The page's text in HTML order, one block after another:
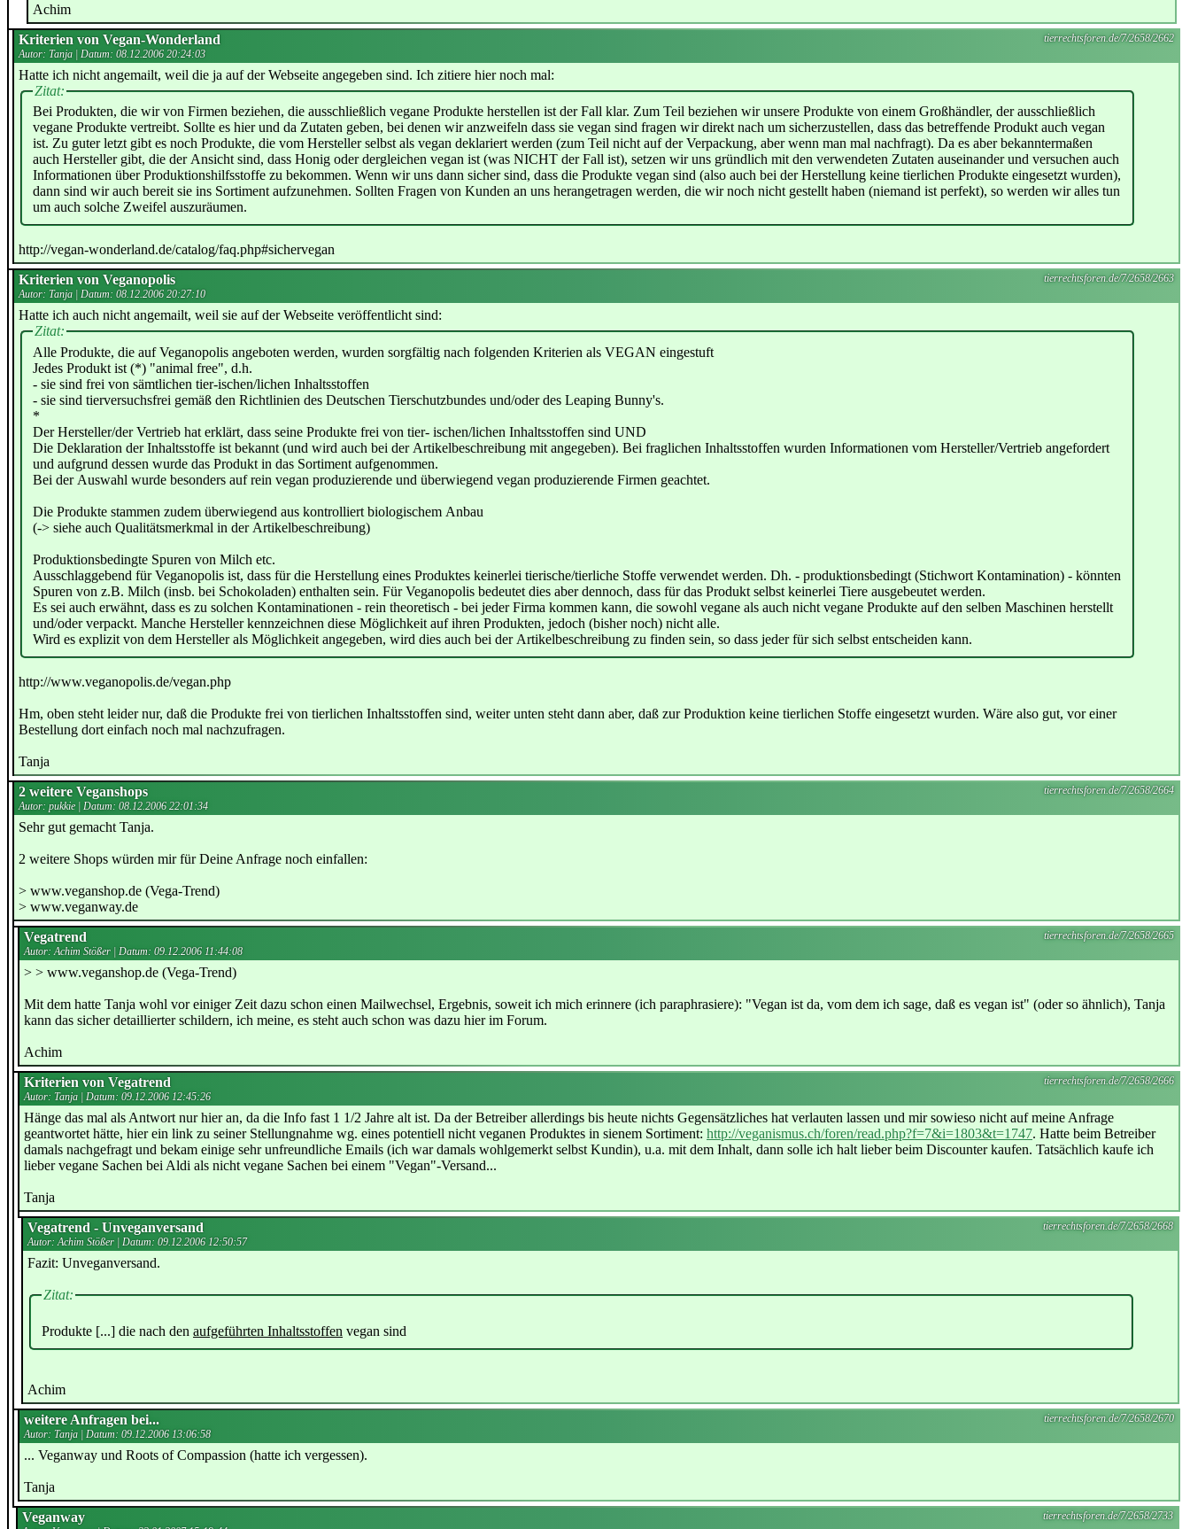
Achim
tierrechtsforen.de/7/2658/2662
Kriterien von Vegan-Wonderland
Autor: Tanja | Datum: 08.12.2006 20:24:03
Hatte ich nicht angemailt, weil die ja auf der Webseite angegeben sind. Ich zitiere hier noch mal:
Zitat:
Bei Produkten, die wir von Firmen beziehen, die ausschließlich vegane Produkte herstellen ist der Fall klar. Zum Teil beziehen wir unsere Produkte von einem Großhändler, der ausschließlich
vegane Produkte vertreibt. Sollte es hier und da Zutaten geben, bei denen wir anzweifeln dass sie vegan sind fragen wir direkt nach um sicherzustellen, dass das betreffende Produkt auch vegan
ist. Zu guter letzt gibt es noch Produkte, die vom Hersteller selbst als vegan deklariert werden (zum Teil nicht auf der Verpackung, aber wenn man mal nachfragt). Da es aber bekanntermaßen
auch Hersteller gibt, die der Ansicht sind, dass Honig oder dergleichen vegan ist (was NICHT der Fall ist), setzen wir uns gründlich mit den verwendeten Zutaten auseinander und versuchen auch
Informationen über Produktionshilfsstoffe zu bekommen. Wenn wir uns dann sicher sind, dass die Produkte vegan sind (also auch bei der Herstellung keine tierlichen Produkte eingesetzt wurden),
dann sind wir auch bereit sie ins Sortiment aufzunehmen. Sollten Fragen von Kunden an uns herangetragen werden, die wir noch nicht gestellt haben (niemand ist perfekt), so werden wir alles tun
um auch solche Zweifel auszuräumen.
http://vegan-wonderland.de/catalog/faq.php#sichervegan
tierrechtsforen.de/7/2658/2663
Kriterien von Veganopolis
Autor: Tanja | Datum: 08.12.2006 20:27:10
Hatte ich auch nicht angemailt, weil sie auf der Webseite veröffentlicht sind:
Zitat:
Alle Produkte, die auf Veganopolis angeboten werden, wurden sorgfältig nach folgenden Kriterien als VEGAN eingestuft
Jedes Produkt ist (*) "animal free", d.h.
- sie sind frei von sämtlichen tier-ischen/lichen Inhaltsstoffen
- sie sind tierversuchsfrei gemäß den Richtlinien des Deutschen Tierschutzbundes und/oder des Leaping Bunny's.
*
Der Hersteller/der Vertrieb hat erklärt, dass seine Produkte frei von tier- ischen/lichen Inhaltsstoffen sind UND
Die Deklaration der Inhaltsstoffe ist bekannt (und wird auch bei der Artikelbeschreibung mit angegeben). Bei fraglichen Inhaltsstoffen wurden Informationen vom Hersteller/Vertrieb angefordert
und aufgrund dessen wurde das Produkt in das Sortiment aufgenommen.
Bei der Auswahl wurde besonders auf rein vegan produzierende und überwiegend vegan produzierende Firmen geachtet.
Die Produkte stammen zudem überwiegend aus kontrolliert biologischem Anbau
(-> siehe auch Qualitätsmerkmal in der Artikelbeschreibung)
Produktionsbedingte Spuren von Milch etc.
Ausschlaggebend für Veganopolis ist, dass für die Herstellung eines Produktes keinerlei tierische/tierliche Stoffe verwendet werden. Dh. - produktionsbedingt (Stichwort Kontamination) - könnten
Spuren von z.B. Milch (insb. bei Schokoladen) enthalten sein. Für Veganopolis bedeutet dies aber dennoch, dass für das Produkt selbst keinerlei Tiere ausgebeutet werden.
Es sei auch erwähnt, dass es zu solchen Kontaminationen - rein theoretisch - bei jeder Firma kommen kann, die sowohl vegane als auch nicht vegane Produkte auf den selben Maschinen herstellt
und/oder verpackt. Manche Hersteller kennzeichnen diese Möglichkeit auf ihren Produkten, jedoch (bisher noch) nicht alle.
Wird es explizit von dem Hersteller als Möglichkeit angegeben, wird dies auch bei der Artikelbeschreibung zu finden sein, so dass jeder für sich selbst entscheiden kann.
http://www.veganopolis.de/vegan.php
Hm, oben steht leider nur, daß die Produkte frei von tierlichen Inhaltsstoffen sind, weiter unten steht dann aber, daß zur Produktion keine tierlichen Stoffe eingesetzt wurden. Wäre also gut, vor einer
Bestellung dort einfach noch mal nachzufragen.
Tanja
tierrechtsforen.de/7/2658/2664
2 weitere Veganshops
Autor: pukkie | Datum: 08.12.2006 22:01:34
Sehr gut gemacht Tanja.
2 weitere Shops würden mir für Deine Anfrage noch einfallen:
> www.veganshop.de (Vega-Trend)
> www.veganway.de
tierrechtsforen.de/7/2658/2665
Vegatrend
Autor: Achim Stößer | Datum: 09.12.2006 11:44:08
> > www.veganshop.de (Vega-Trend)
Mit dem hatte Tanja wohl vor einiger Zeit dazu schon einen Mailwechsel, Ergebnis, soweit ich mich erinnere (ich paraphrasiere): "Vegan ist da, vom dem ich sage, daß es vegan ist" (oder so ähnlich), Tanja
kann das sicher detaillierter schildern, ich meine, es steht auch schon was dazu hier im Forum.
Achim
tierrechtsforen.de/7/2658/2666
Kriterien von Vegatrend
Autor: Tanja | Datum: 09.12.2006 12:45:26
Hänge das mal als Antwort nur hier an, da die Info fast 1 1/2 Jahre alt ist. Da der Betreiber allerdings bis heute nichts Gegensätzliches hat verlauten lassen und mir sowieso nicht auf meine Anfrage
geantwortet hätte, hier ein link zu seiner Stellungnahme wg. eines potentiell nicht veganen Produktes in sienem Sortiment: http://veganismus.ch/foren/read.php?f=7&i=1803&t=1747. Hatte beim Betreiber
damals nachgefragt und bekam einige sehr unfreundliche Emails (ich war damals wohlgemerkt selbst Kundin), u.a. mit dem Inhalt, dann solle ich halt lieber beim Discounter kaufen. Tatsächlich kaufe ich
lieber vegane Sachen bei Aldi als nicht vegane Sachen bei einem "Vegan"-Versand...
Tanja
tierrechtsforen.de/7/2658/2668
Vegatrend - Unveganversand
Autor: Achim Stößer | Datum: 09.12.2006 12:50:57
Fazit: Unveganversand.
Zitat:
Produkte [...] die nach den aufgeführten Inhaltsstoffen vegan sind
Achim
tierrechtsforen.de/7/2658/2670
weitere Anfragen bei...
Autor: Tanja | Datum: 09.12.2006 13:06:58
... Veganway und Roots of Compassion (hatte ich vergessen).
Tanja
tierrechtsforen.de/7/2658/2733
Veganway